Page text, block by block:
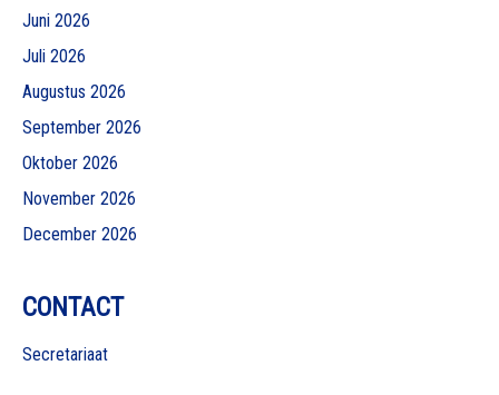
Juni 2026
Juli 2026
Augustus 2026
September 2026
Oktober 2026
November 2026
December 2026
CONTACT
Secretariaat